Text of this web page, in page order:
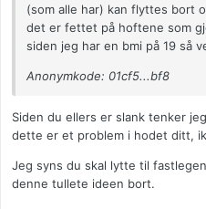
(som alle har) kan flyttes bort
det er fettet på hoftene som
siden jeg har en bmi på 19 så
Anonymkode: 01cf5...bf8
Siden du ellers er slank tenker
dette er et problem i hodet ditt,
Jeg syns du skal lytte til
denne tullete ideen bort.